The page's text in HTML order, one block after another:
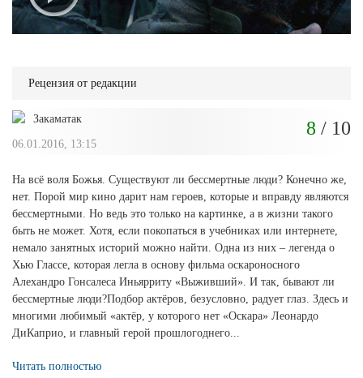
Рецензия от редакции
Закаматак
06.01.2016, 13:15
8 / 10
На всё воля Божья. Существуют ли бессмертные люди? Конечно же,
нет. Порой мир кино дарит нам героев, которые и вправду являются
бессмертными. Но ведь это только на картинке, а в жизни такого
быть не может. Хотя, если покопаться в учебниках или интернете,
немало занятных историй можно найти. Одна из них – легенда о
Хью Глассе, которая легла в основу фильма оскароносного
Алехандро Гонсалеса Иньярриту «Выживший». И так, бывают ли
бессмертные люди?Подбор актёров, безусловно, радует глаз. Здесь и
многими любимый «актёр, у которого нет «Оскара» Леонардо
ДиКаприо, и главный герой прошлогоднего...
Читать полностью